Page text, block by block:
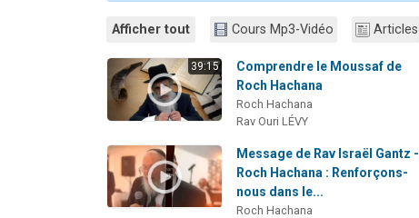
Afficher tout Cours Mp3-Vidéo Articles
39:15
Comprendre le Moussaf de
Roch Hachana
Roch Hachana
Rav Ouri LÉVY
Message de Rav Israël Gantz -
Roch Hachana : Renforçons-
nous dans le...
Roch Hachana